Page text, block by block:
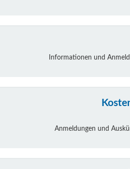
Informationen und
Anmeldungen und